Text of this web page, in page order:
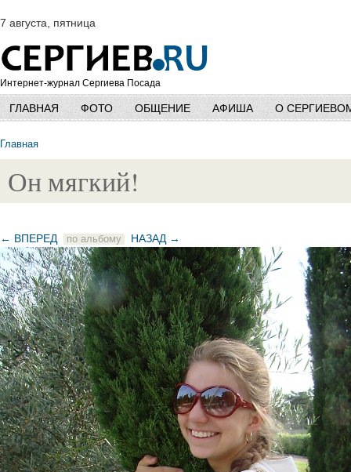
7 августа, пятница
Интернет-журнал Сергиева Посада
ГЛАВНАЯ ФОТО ОБЩЕНИЕ АФИША О
Главная
Он мягкий!
← ВПЕРЕД по альбому НАЗАД →